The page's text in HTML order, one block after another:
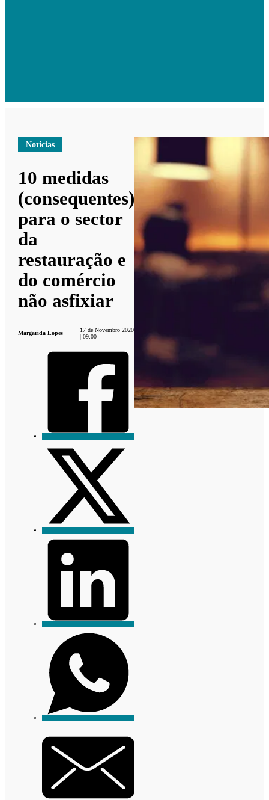
Notícias
10 medidas
(consequentes)
para o sector
da
restauração e
do comércio
não asfixiar
Margarida Lopes
17 de Novembro 2020
| 09:00